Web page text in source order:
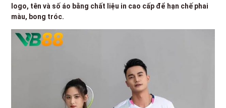
logo, tên và số áo bằng chất liệu in cao cấp để hạn chế phai
màu, bong tróc.